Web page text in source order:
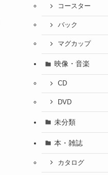
コースター
バック
マグカップ
映像・音楽
CD
DVD
未分類
本・雑誌
カタログ